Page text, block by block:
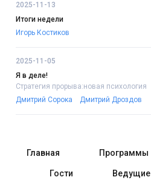
2025-11-13
Итоги недели
Игорь Костиков
2025-11-05
Я в деле!
Стратегия прорыва:новая психология
Дмитрий Сорока
Дмитрий Дроздов
Главная Программы
Гости Ведущие